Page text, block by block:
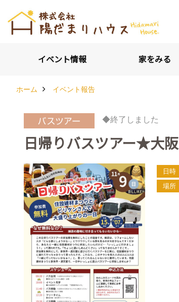
イベント情報 家をみる
ホーム イベント報告
◆終了しました
日帰りバスツアー★大
日時
場所